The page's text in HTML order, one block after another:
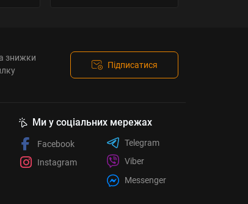
знижки
Підписатися
Ми у соціальних мережах
Facebook
Instagram
Telegram
Viber
Messenger